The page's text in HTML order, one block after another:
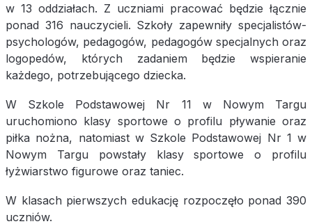
w 13 oddziałach. Z uczniami pracować będzie łącznie
ponad 316 nauczycieli. Szkoły zapewniły specjalistów-
psychologów, pedagogów, pedagogów specjalnych oraz
logopedów, których zadaniem będzie wspieranie
każdego, potrzebującego dziecka.
W Szkole Podstawowej Nr 11 w Nowym Targu
uruchomiono klasy sportowe o profilu pływanie oraz
piłka nożna, natomiast w Szkole Podstawowej Nr 1 w
Nowym Targu powstały klasy sportowe o profilu
łyżwiarstwo figurowe oraz taniec.
W klasach pierwszych edukację rozpoczęło ponad 390
uczniów.